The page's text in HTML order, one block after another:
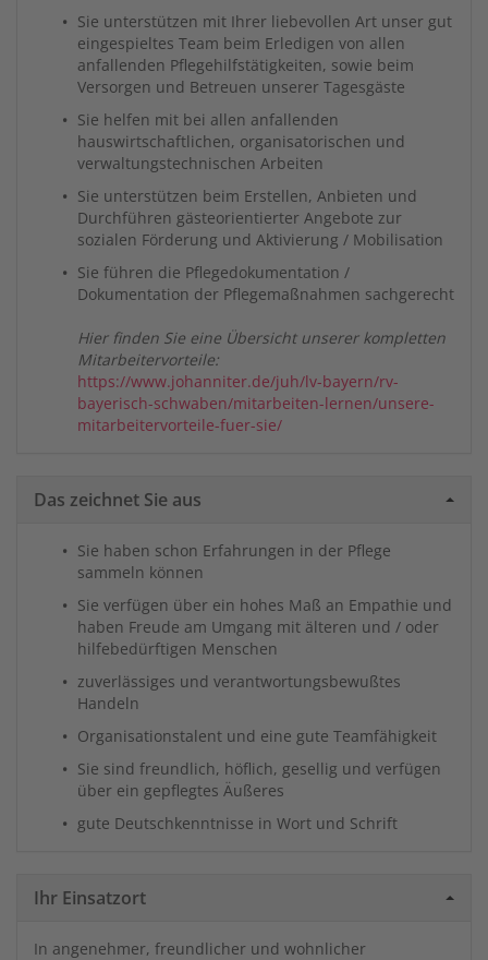
Sie unterstützen mit Ihrer liebevollen Art unser gut
eingespieltes Team beim Erledigen von allen
anfallenden Pflegehilfstätigkeiten, sowie beim
Versorgen und Betreuen unserer Tagesgäste
Sie helfen mit bei allen anfallenden
hauswirtschaftlichen, organisatorischen und
verwaltungstechnischen Arbeiten
Sie unterstützen beim Erstellen, Anbieten und
Durchführen gästeorientierter Angebote zur
sozialen Förderung und Aktivierung / Mobilisation
Sie führen die Pflegedokumentation /
Dokumentation der Pflegemaßnahmen sachgerecht
Hier finden Sie eine Übersicht unserer kompletten
Mitarbeitervorteile:
https://www.johanniter.de/juh/lv-bayern/rv-
bayerisch-schwaben/mitarbeiten-lernen/unsere-
mitarbeitervorteile-fuer-sie/
Das zeichnet Sie aus
Sie haben schon Erfahrungen in der Pflege
sammeln können
Sie verfügen über ein hohes Maß an Empathie und
haben Freude am Umgang mit älteren und / oder
hilfebedürftigen Menschen
zuverlässiges und verantwortungsbewußtes
Handeln
Organisationstalent und eine gute Teamfähigkeit
Sie sind freundlich, höflich, gesellig und verfügen
über ein gepflegtes Äußeres
gute Deutschkenntnisse in Wort und Schrift
Ihr Einsatzort
In angenehmer, freundlicher und wohnlicher